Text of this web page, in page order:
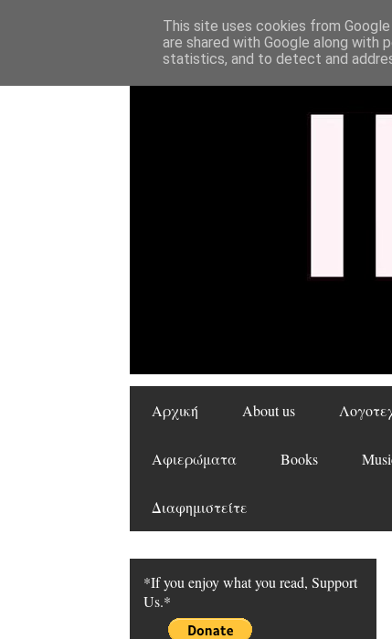
Αρχική About us
Αφιερώματα Books
Διαφημιστείτε
*If you enjoy what you read, Support
Us.*
This site uses cookies from
are shared with Google along with
statistics, and to detect and